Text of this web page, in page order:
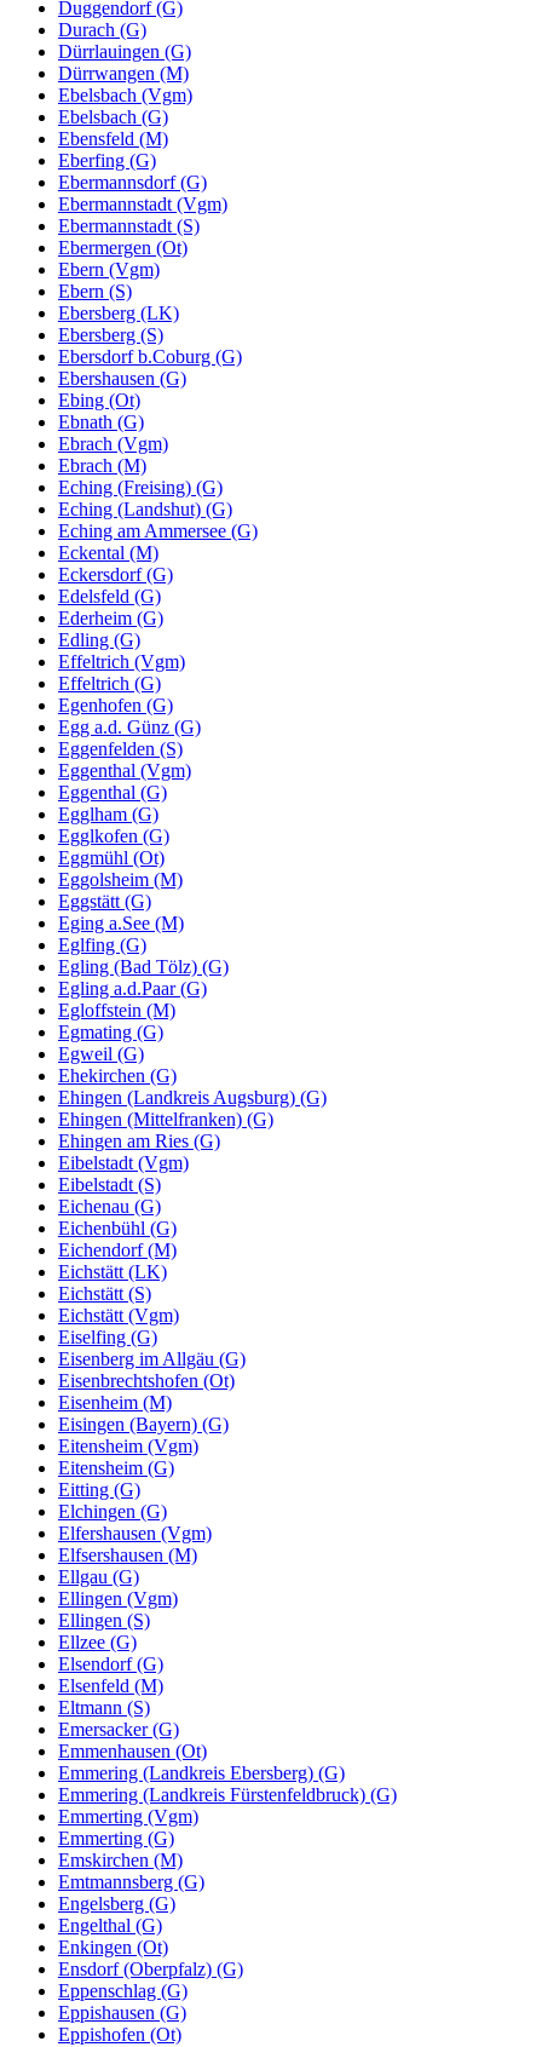
Duggendorf (G)
Durach (G)
Dürrlauingen (G)
Dürrwangen (M)
Ebelsbach (Vgm)
Ebelsbach (G)
Ebensfeld (M)
Eberfing (G)
Ebermannsdorf (G)
Ebermannstadt (Vgm)
Ebermannstadt (S)
Ebermergen (Ot)
Ebern (Vgm)
Ebern (S)
Ebersberg (LK)
Ebersberg (S)
Ebersdorf b.Coburg (G)
Ebershausen (G)
Ebing (Ot)
Ebnath (G)
Ebrach (Vgm)
Ebrach (M)
Eching (Freising) (G)
Eching (Landshut) (G)
Eching am Ammersee (G)
Eckental (M)
Eckersdorf (G)
Edelsfeld (G)
Ederheim (G)
Edling (G)
Effeltrich (Vgm)
Effeltrich (G)
Egenhofen (G)
Egg a.d. Günz (G)
Eggenfelden (S)
Eggenthal (Vgm)
Eggenthal (G)
Egglham (G)
Egglkofen (G)
Eggmühl (Ot)
Eggolsheim (M)
Eggstätt (G)
Eging a.See (M)
Eglfing (G)
Egling (Bad Tölz) (G)
Egling a.d.Paar (G)
Egloffstein (M)
Egmating (G)
Egweil (G)
Ehekirchen (G)
Ehingen (Landkreis Augsburg) (G)
Ehingen (Mittelfranken) (G)
Ehingen am Ries (G)
Eibelstadt (Vgm)
Eibelstadt (S)
Eichenau (G)
Eichenbühl (G)
Eichendorf (M)
Eichstätt (LK)
Eichstätt (S)
Eichstätt (Vgm)
Eiselfing (G)
Eisenberg im Allgäu (G)
Eisenbrechtshofen (Ot)
Eisenheim (M)
Eisingen (Bayern) (G)
Eitensheim (Vgm)
Eitensheim (G)
Eitting (G)
Elchingen (G)
Elfershausen (Vgm)
Elfsershausen (M)
Ellgau (G)
Ellingen (Vgm)
Ellingen (S)
Ellzee (G)
Elsendorf (G)
Elsenfeld (M)
Eltmann (S)
Emersacker (G)
Emmenhausen (Ot)
Emmering (Landkreis Ebersberg) (G)
Emmering (Landkreis Fürstenfeldbruck) (G)
Emmerting (Vgm)
Emmerting (G)
Emskirchen (M)
Emtmannsberg (G)
Engelsberg (G)
Engelthal (G)
Enkingen (Ot)
Ensdorf (Oberpfalz) (G)
Eppenschlag (G)
Eppishausen (G)
Eppishofen (Ot)